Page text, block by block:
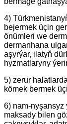
4)
bejermek üçin
önümleri we
dermanhana
aşyrýar, ilatyň
hyzmatlaryny
5) zerur
kömek bermek
6) nam-
maksady bilen